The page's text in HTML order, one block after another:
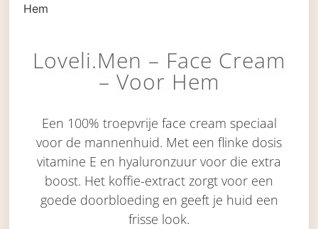
Hem
Loveli.men – Face Cream
– Voor Hem
Een 100% troepvrije face cream speciaal
voor de mannenhuid. Met een flinke dosis
vitamine E en hyaluronzuur voor die extra
boost. Het koffie-extract zorgt voor een
goede doorbloeding en geeft je huid een
frisse look.